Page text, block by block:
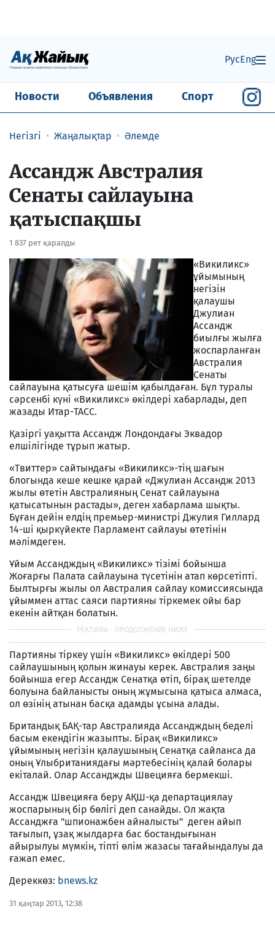
РусEng
Новости Объявления Спорт
Негізгі Жаңалықтар Әлемде
Ассандж Австралия
Сенаты сайлауына
қатыспақшы
1 837 рет қаралды
«Викиликс»
ұйымының
негізін
қалаушы
Джулиан
Ассандж
биылғы жылға
жоспарланған
Австралия
Сенаты
сайлауына қатысуға шешім қабылдаған. Бұл туралы
сәрсенбі күні «Викиликс» өкілдері хабарлады, деп
жазады Итар-ТАСС.
Қазіргі уақытта Ассандж Лондондағы Эквадор
елшілігінде тұрып жатыр.
«Твиттер» сайтындағы «Викиликс»-тің шағын
блогында кеше кешке қарай «Джулиан Ассандж 2013
жылы өтетін Австралияның Сенат сайлауына
қатысатынын растады», деген хабарлама шықты.
Бұған дейін елдің премьер-министрі Джулия Гиллард
14-ші қыркүйекте Парламент сайлауы өтетінін
мәлімдеген.
Ұйым Ассандждың «Викиликс» тізімі бойынша
Жоғарғы Палата сайлауына түсетінін атап көрсетіпті.
Былтырғы жылы ол Австралия сайлау комиссиясында
ұйыммен аттас саяси партияны тіркемек ойы бар
екенін айтқан болатын.
Партияны тіркеу үшін «Викиликс» өкілдері 500
сайлаушының қолын жинауы керек. Австралия заңы
бойынша егер Ассандж Сенатқа өтіп, бірақ шетелде
болуына байланысты оның жұмысына қатыса алмаса,
ол өзінің атынан басқа адамды ұсына алады.
Британдық БАҚ-тар Австралияда Ассандждың беделі
басым екендігін жазыпты. Бірақ «Викиликс»
ұйымының негізін қалаушының Сенатқа сайланса да
оның Ұлыбританиядағы мәртебесінің қалай болары
екіталай. Олар Ассанджды Швецияға бермекші.
Ассандж Швецияға беру АҚШ-қа департациялау
жоспарының бір бөлігі деп санайды. Ол жақта
Ассанджға "шпионажбен айналысты" деген айып
тағылып, ұзақ жылдарға бас бостандығынан
айырылуы мүмкін, тіпті өлім жазасы тағайындалуы да
ғажап емес.
Дереккөз: bnews.kz
31 қаңтар 2013, 12:38